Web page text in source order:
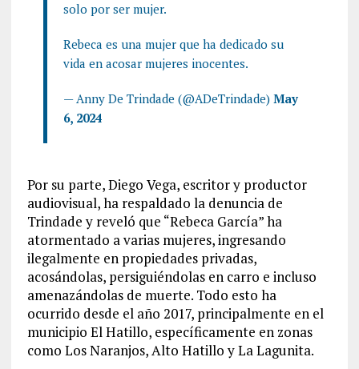
solo por ser mujer.
Rebeca es una mujer que ha dedicado su
vida en acosar mujeres inocentes.
— Anny De Trindade (@ADeTrindade) May
6, 2024
Por su parte, Diego Vega, escritor y productor
audiovisual, ha respaldado la denuncia de
Trindade y reveló que “Rebeca García” ha
atormentado a varias mujeres, ingresando
ilegalmente en propiedades privadas,
acosándolas, persiguiéndolas en carro e incluso
amenazándolas de muerte. Todo esto ha
ocurrido desde el año 2017, principalmente en el
municipio El Hatillo, específicamente en zonas
como Los Naranjos, Alto Hatillo y La Lagunita.